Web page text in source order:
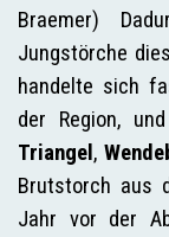
Braemer)
Jungstörche
handelte sich
der Region,
Triangel ,
Brutstorch aus
Jahr vor der